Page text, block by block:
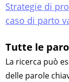
Strategie di
caso di parto
Tutte le
La ricerca può
delle parole